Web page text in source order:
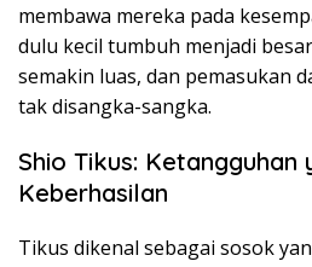
membawa mereka pada
dulu kecil tumbuh menjadi
semakin luas, dan pemasukan
tak disangka-sangka.
Shio Tikus: Ketangguhan
Keberhasilan
Tikus dikenal sebagai sosok